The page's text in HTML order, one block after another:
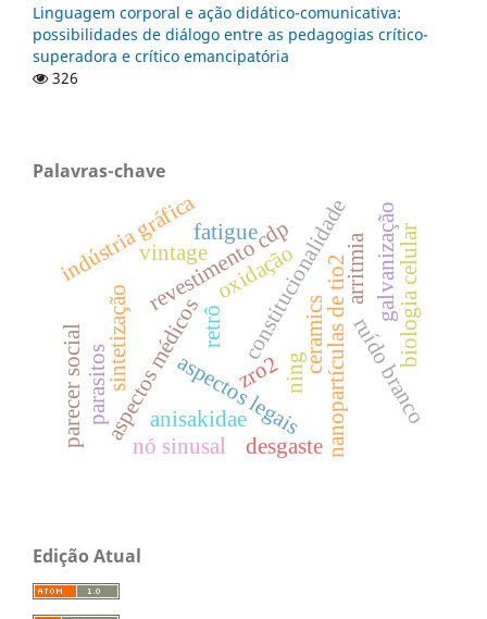
Linguagem corporal e ação didático-comunicativa:
possibilidades de diálogo entre as pedagogias crítico-
superadora e crítico emancipatória
326
Palavras-chave
nanopartículas de tio2
ning
constitucionalidade
aspectos legais
aspectos médicos
desgaste
revestimento cdp
vintage
retrô
arritmia
indústria gráfica
sintetização ruído branco
anisakidae
parasitos
biologia celular
ceramics
zro2
fatigue
parecer social
oxidação
nó sinusal
galvanização
Edição Atual